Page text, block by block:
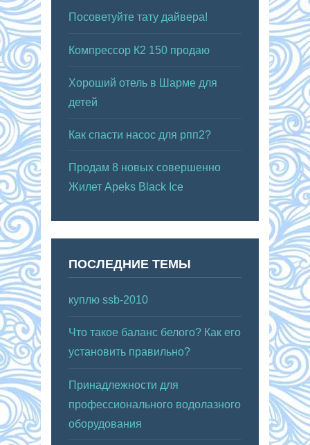
Посоветуйте тату дайвера!
Компрессор К2 150 продаю
Хороший отель в Шарме для
детей
Как спасти насос для рпп2?
Продам 8 новых совершенно
Жилет Apeks Black Ice
ПОСЛЕДНИЕ ТЕМЫ
куплю ssb-2010
Что такое баланс белого? Как его
установить правильно?
Принадлежности для
профессионального водолазного
оборудования